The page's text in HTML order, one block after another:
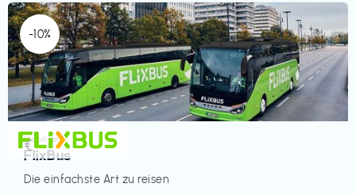
-10%
Mobilität
FlixBus
Die einfachste Art zu reisen
€‎